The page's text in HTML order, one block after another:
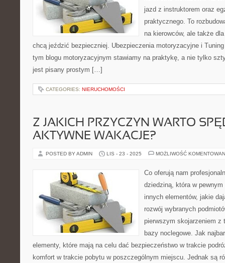
jazd z instruktorem oraz
praktycznego. To
na kierowców, ale także
chcą jeździć bezpieczniej. Ubezpieczenia motoryzacyjne i
tym blogu motoryzacyjnym stawiamy na praktykę, a nie tylko
jest pisany prostym […]
CATEGORIES: NIERUCHOMOŚCI
Z JAKICH PRZYCZYN WARTO
AKTYWNE WAKACJE?
POSTED BY ADMIN LIS - 23 - 2025 MOŻLIWOŚĆ
Co oferują nam
dziedziną, która w
innych elementów, jakie
rozwój wybranych
pierwszym skojarzeniem z
bazy noclegowe. Jak
elementy, które mają na celu dać bezpieczeństwo w trakcie
komfort w trakcie pobytu w poszczególnym miejscu. Jednak są